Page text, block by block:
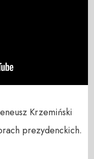
Krzemiński
prezydenckich.